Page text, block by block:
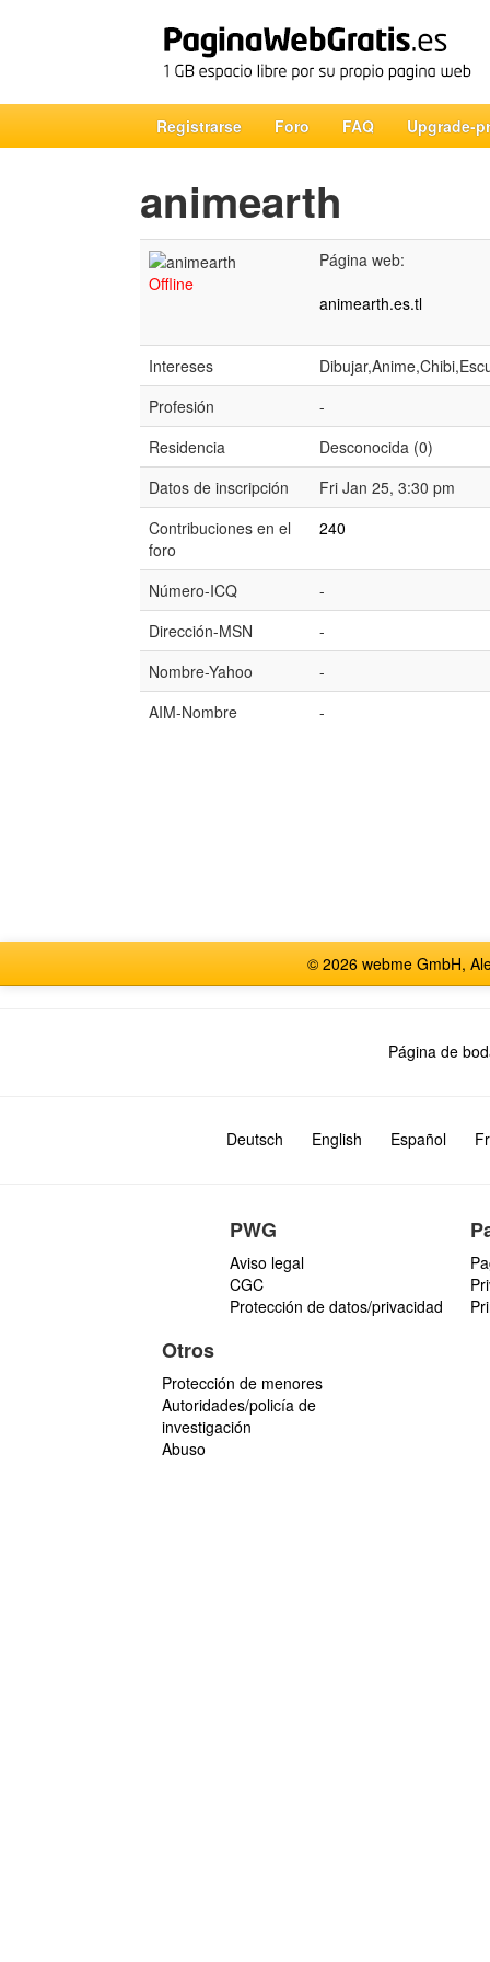
Registrarse Foro FAQ Upgrade-
animearth
Offline
Página web:
animearth.es.tl
Intereses
Profesión
-
Residencia
Desconocida (0)
Datos de inscripción
Fri Jan 25, 3:30 pm
Contribuciones en el
foro
240
Número-ICQ
-
Dirección-MSN
-
Nombre-Yahoo
-
AIM-Nombre
-
© 2026 webme GmbH,
Página de
Deutsch English Español
PWG
Aviso legal
CGC
Protección de datos/privacidad
Otros
Protección de menores
Autoridades/policía de
investigación
Abuso